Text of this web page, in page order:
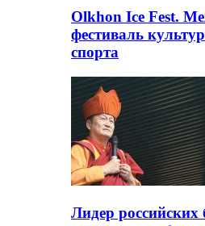
Olkhon Ice Fest.
фестиваль
спорта
Лидер российских